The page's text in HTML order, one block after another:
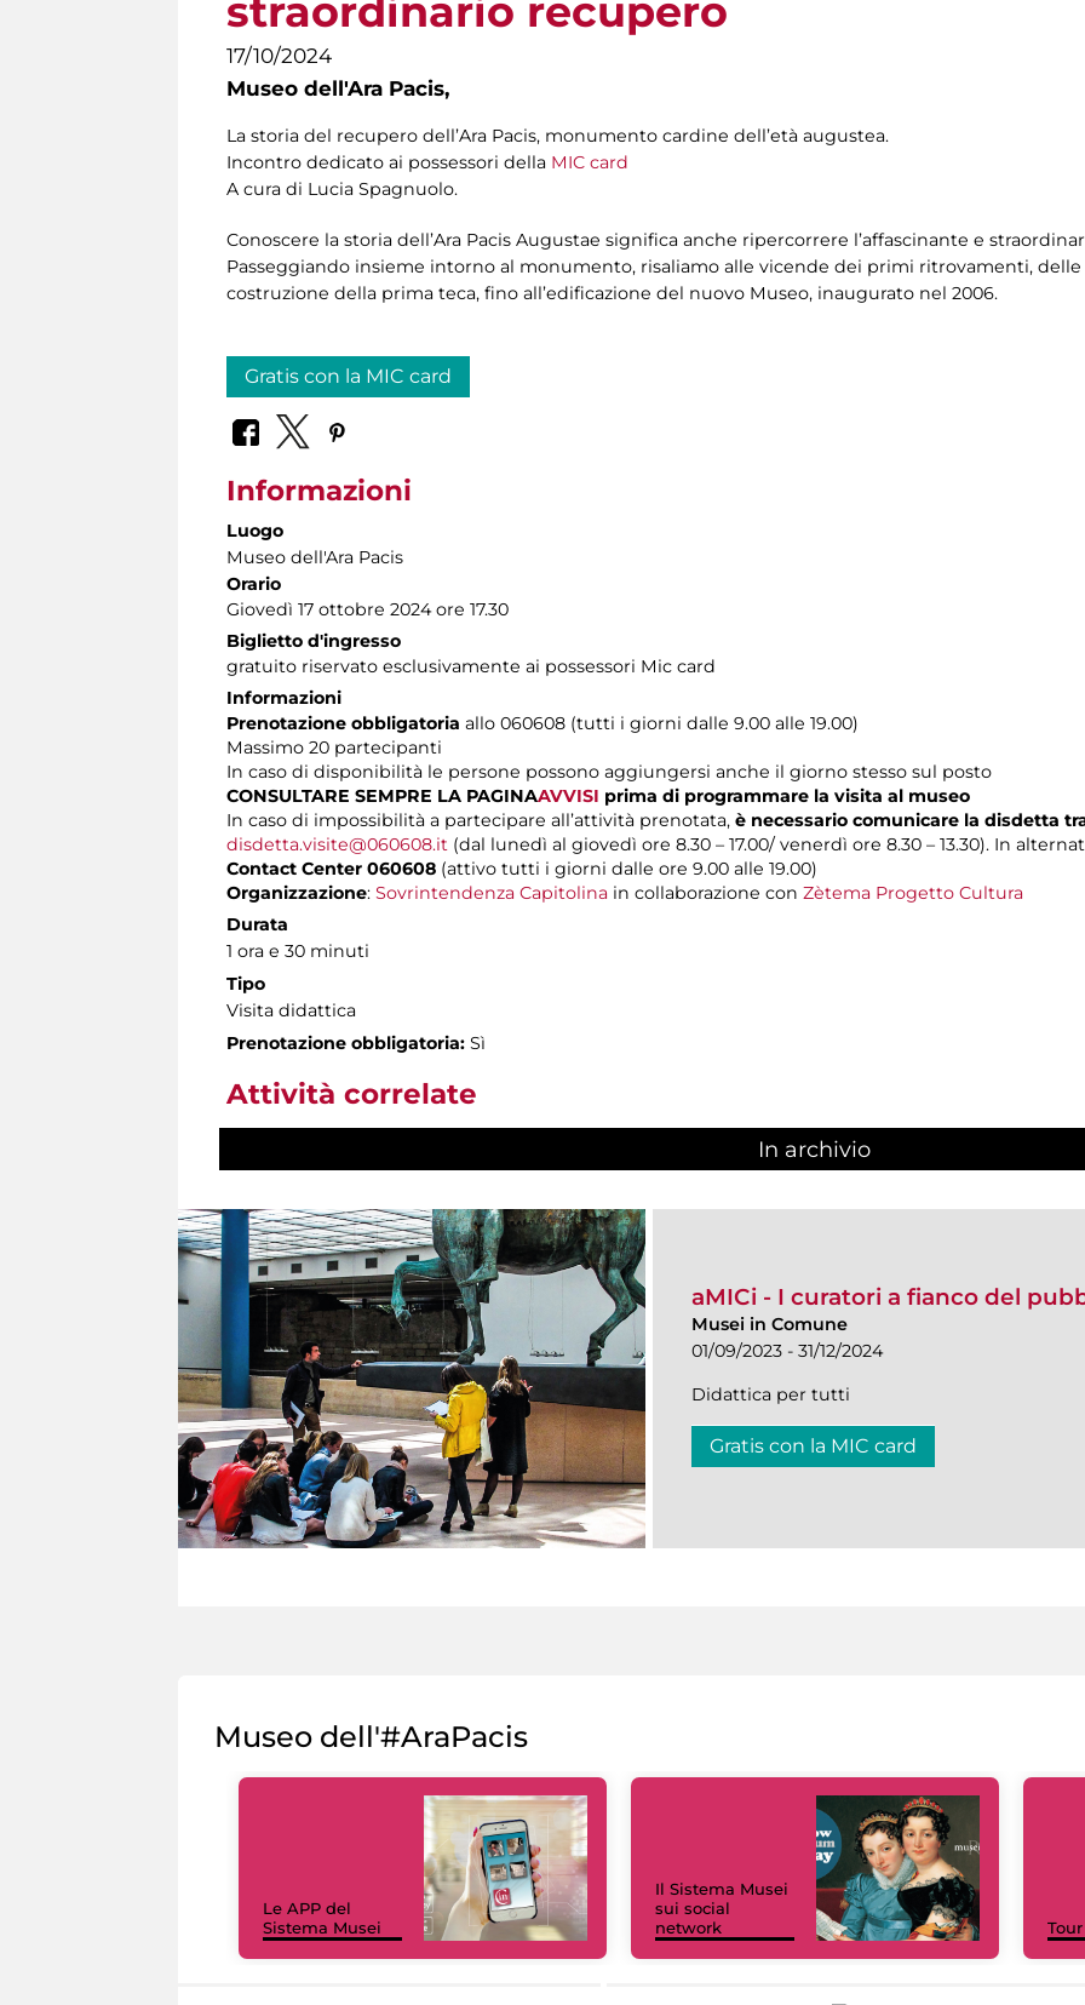
straordinario recupero
17/10/2024
Museo dell'Ara Pacis,
La storia del recupero dell’Ara Pacis, monumento cardine dell’età augustea.
Incontro dedicato ai possessori della MIC card
A cura di Lucia Spagnuolo.
Conoscere la storia dell’Ara Pacis Augustae significa anche ripercorrere l’affascinante e
Passeggiando insieme intorno al monumento, risaliamo alle vicende dei primi ritrovamenti,
costruzione della prima teca, fino all’edificazione del nuovo Museo, inaugurato nel 2006.
Gratis con la MIC card
Informazioni
Luogo
Museo dell'Ara Pacis
Orario
Giovedì 17 ottobre 2024 ore 17.30
Biglietto d'ingresso
gratuito riservato esclusivamente ai possessori Mic card
Informazioni
Prenotazione obbligatoria allo 060608 (tutti i giorni dalle 9.00 alle 19.00)
Massimo 20 partecipanti
In caso di disponibilità le persone possono aggiungersi anche il giorno stesso sul posto
CONSULTARE SEMPRE LA PAGINAAVVISI prima di programmare la visita al museo
In caso di impossibilità a partecipare all’attività prenotata, è necessario comunicare la disdetta
disdetta.visite@060608.it (dal lunedì al giovedì ore 8.30 – 17.00/ venerdì ore 8.30 – 13.30). In
Contact Center 060608 (attivo tutti i giorni dalle ore 9.00 alle 19.00)
Organizzazione: Sovrintendenza Capitolina in collaborazione con Zètema Progetto Cultura
Durata
1 ora e 30 minuti
Tipo
Visita didattica
Prenotazione obbligatoria: Sì
Attività correlate
In archivio
aMICi - I curatori a fianco del
Musei in Comune
01/09/2023 - 31/12/2024
Didattica per tutti
Gratis con la MIC card
Museo dell'#AraPacis
Le APP del
Sistema Musei
Il Sistema Musei
sui social
network